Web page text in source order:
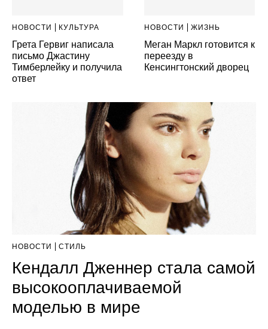
НОВОСТИ КУЛЬТУРА
Грета Гервиг написала
письмо Джастину
Тимберлейку и получила
ответ
НОВОСТИ ЖИЗНЬ
Меган Маркл готовится к
переезду в
Кенсингтонский дворец
НОВОСТИ СТИЛЬ
Кендалл Дженнер стала самой
высокооплачиваемой
моделью в мире